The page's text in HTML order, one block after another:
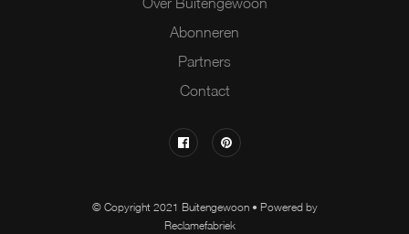
Abonneren
Partners
Contact
© Copyright 2021 Buitengewoon • Powered by
Reclamefabriek